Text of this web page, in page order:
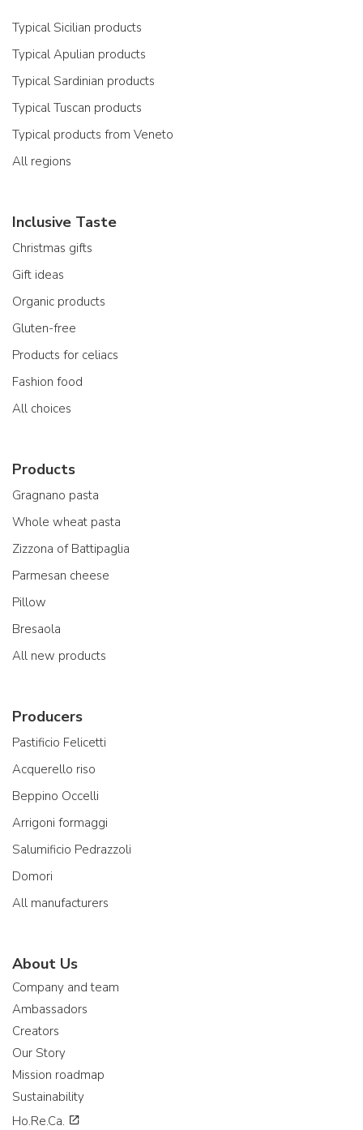
Typical Sicilian products
Typical Apulian products
Typical Sardinian products
Typical Tuscan products
Typical products from Veneto
All regions
Inclusive Taste
Christmas gifts
Gift ideas
Organic products
Gluten-free
Products for celiacs
Fashion food
All choices
Products
Gragnano pasta
Whole wheat pasta
Zizzona of Battipaglia
Parmesan cheese
Pillow
Bresaola
All new products
Producers
Pastificio Felicetti
Acquerello riso
Beppino Occelli
Arrigoni formaggi
Salumificio Pedrazzoli
Domori
All manufacturers
About Us
Company and team
Ambassadors
Creators
Our Story
Mission roadmap
Sustainability
Ho.Re.Ca.